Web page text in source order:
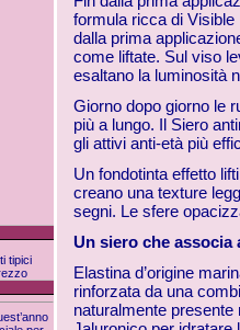
formula ricca di
dalla prima
come liftate. Sul viso
esaltano la luminosità
Giorno dopo giorno le
più a lungo. Il Siero
gli attivi anti-età più
Un fondotinta effetto
creano una texture
segni. Le sfere
Un siero che
Elastina d’origine
rinforzata da una
naturalmente